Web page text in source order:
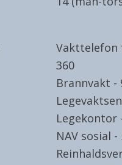
Vakttelefon
360
Brannvakt -
Legekontor
NAV sosial -